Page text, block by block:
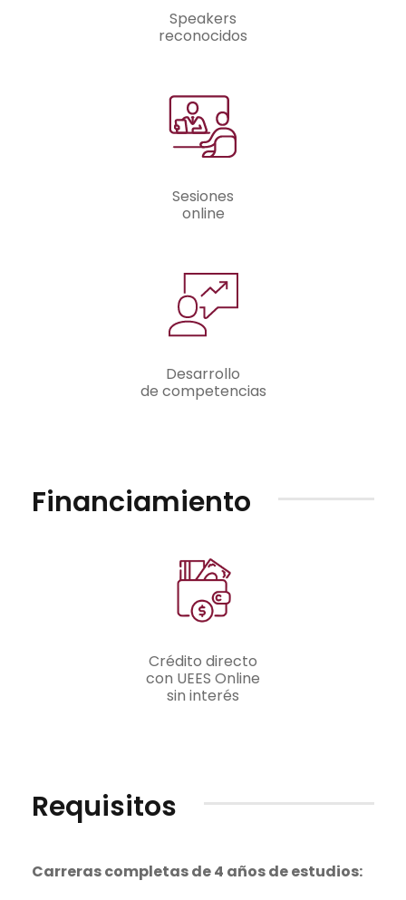
Speakers
reconocidos
Sesiones
online
Desarrollo
de competencias
Financiamiento
Crédito directo
con UEES Online
sin interés
Requisitos
Carreras completas de 4 años de estudios: